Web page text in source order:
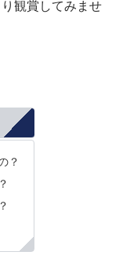
観賞してみませ
？